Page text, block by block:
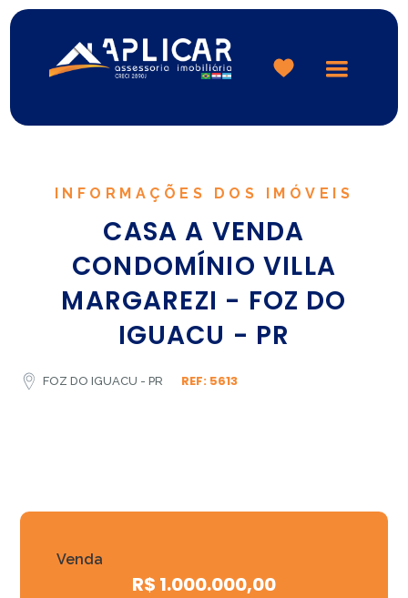
INFORMAÇÕES DOS IMÓVEIS
CASA A VENDA
CONDOMÍNIO VILLA
MARGAREZI - FOZ DO
IGUACU - PR
FOZ DO IGUACU - PR REF: 5613
Venda
R$ 1.000.000,00